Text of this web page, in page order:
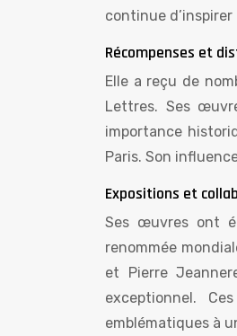
continue d’inspirer
Récompenses et
Elle a reçu de
Lettres. Ses
importance
Paris. Son
Expositions et
Ses œuvres ont
renommée
et Pierre
exceptionnel.
emblématiques à